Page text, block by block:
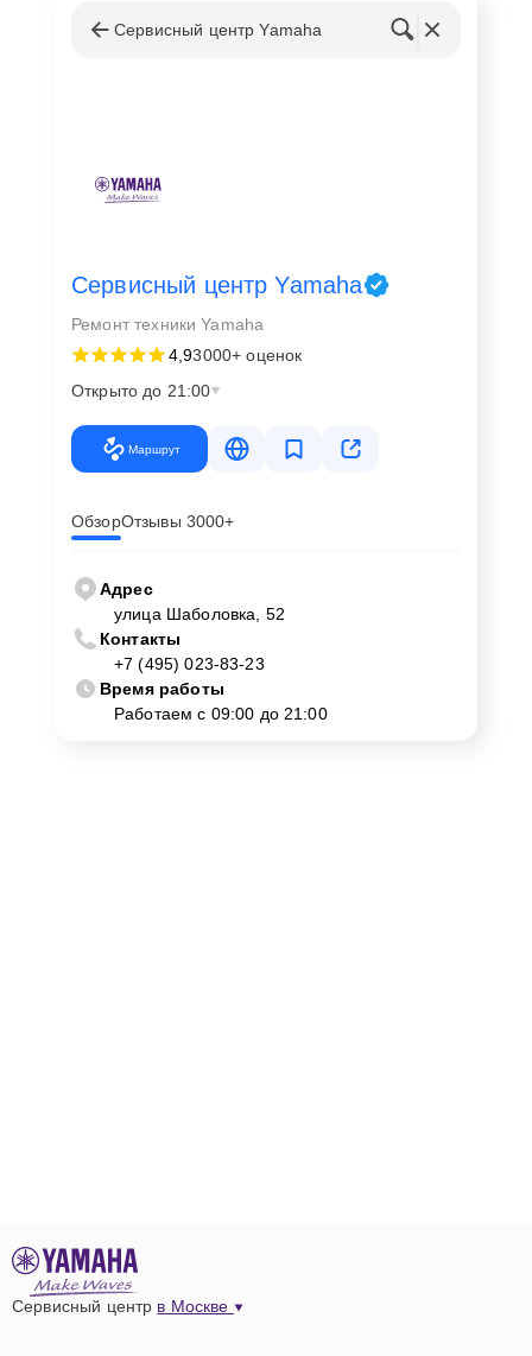
Сервисный центр Yamaha
Сервисный центр Yamaha
Ремонт техники Yamaha
4,93000+ оценок
Открыто до 21:00
Маршрут
ОбзорОтзывы 3000+
Адрес
улица Шаболовка, 52
Контакты
+7 (495) 023-83-23
Время работы
Работаем с 09:00 до 21:00
Сервисный центр в Москве